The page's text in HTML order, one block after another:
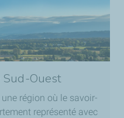
Sud-Ouest
région où le savoir-
représenté avec